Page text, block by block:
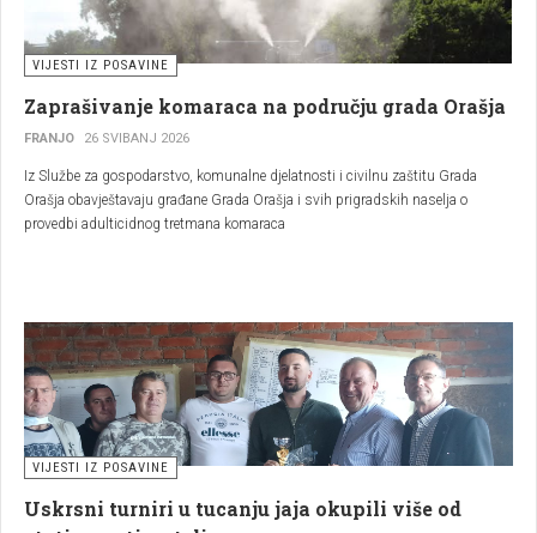
VIJESTI IZ POSAVINE
Zaprašivanje komaraca na području grada Orašja
FRANJO 26 SVIBANJ 2026
Iz Službe za gospodarstvo, komunalne djelatnosti i civilnu zaštitu Grada
Orašja obavještavaju građane Grada Orašja i svih prigradskih naselja o
provedbi adulticidnog tretmana komaraca
VIJESTI IZ POSAVINE
Uskrsni turniri u tucanju jaja okupili više od